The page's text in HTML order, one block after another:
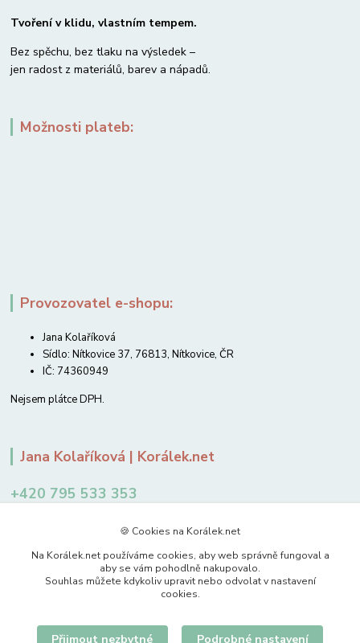
Tvoření v klidu, vlastním tempem.
Bez spěchu, bez tlaku na výsledek –
jen radost z materiálů, barev a nápadů.
Možnosti plateb:
Provozovatel e-shopu:
Jana Kolaříková
Sídlo: Nítkovice 37, 76813, Nítkovice, ČR
IČ: 74360949
Nejsem plátce DPH.
Jana Kolaříková | Korálek.net
+420 795 533 353
🍪 Cookies na Korálek.net
Na Korálek.net používáme cookies, aby web správně fungoval a
aby se vám pohodlně nakupovalo.
Souhlas můžete kdykoliv upravit nebo odvolat v nastavení
cookies.
Přijmout nezbytné Podrobné nastavení